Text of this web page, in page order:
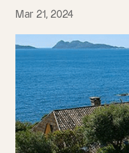
Mar 21, 2024